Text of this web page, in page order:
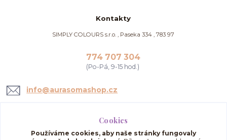
Kontakty
SIMPLY COLOURS s.r.o. , Paseka 334 , 783 97
774 707 304
(Po-Pá, 9-15 hod.)
info@aurasomashop.cz
Cookies
Používáme cookies, aby naše stránky fungovaly